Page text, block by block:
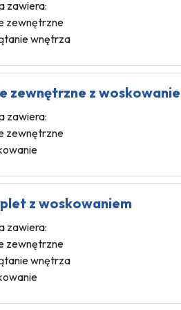
zawiera:
zewnętrzne
wnętrza
zewnętrzne z
zawiera:
zewnętrzne
z woskowaniem
zawiera:
zewnętrzne
wnętrza